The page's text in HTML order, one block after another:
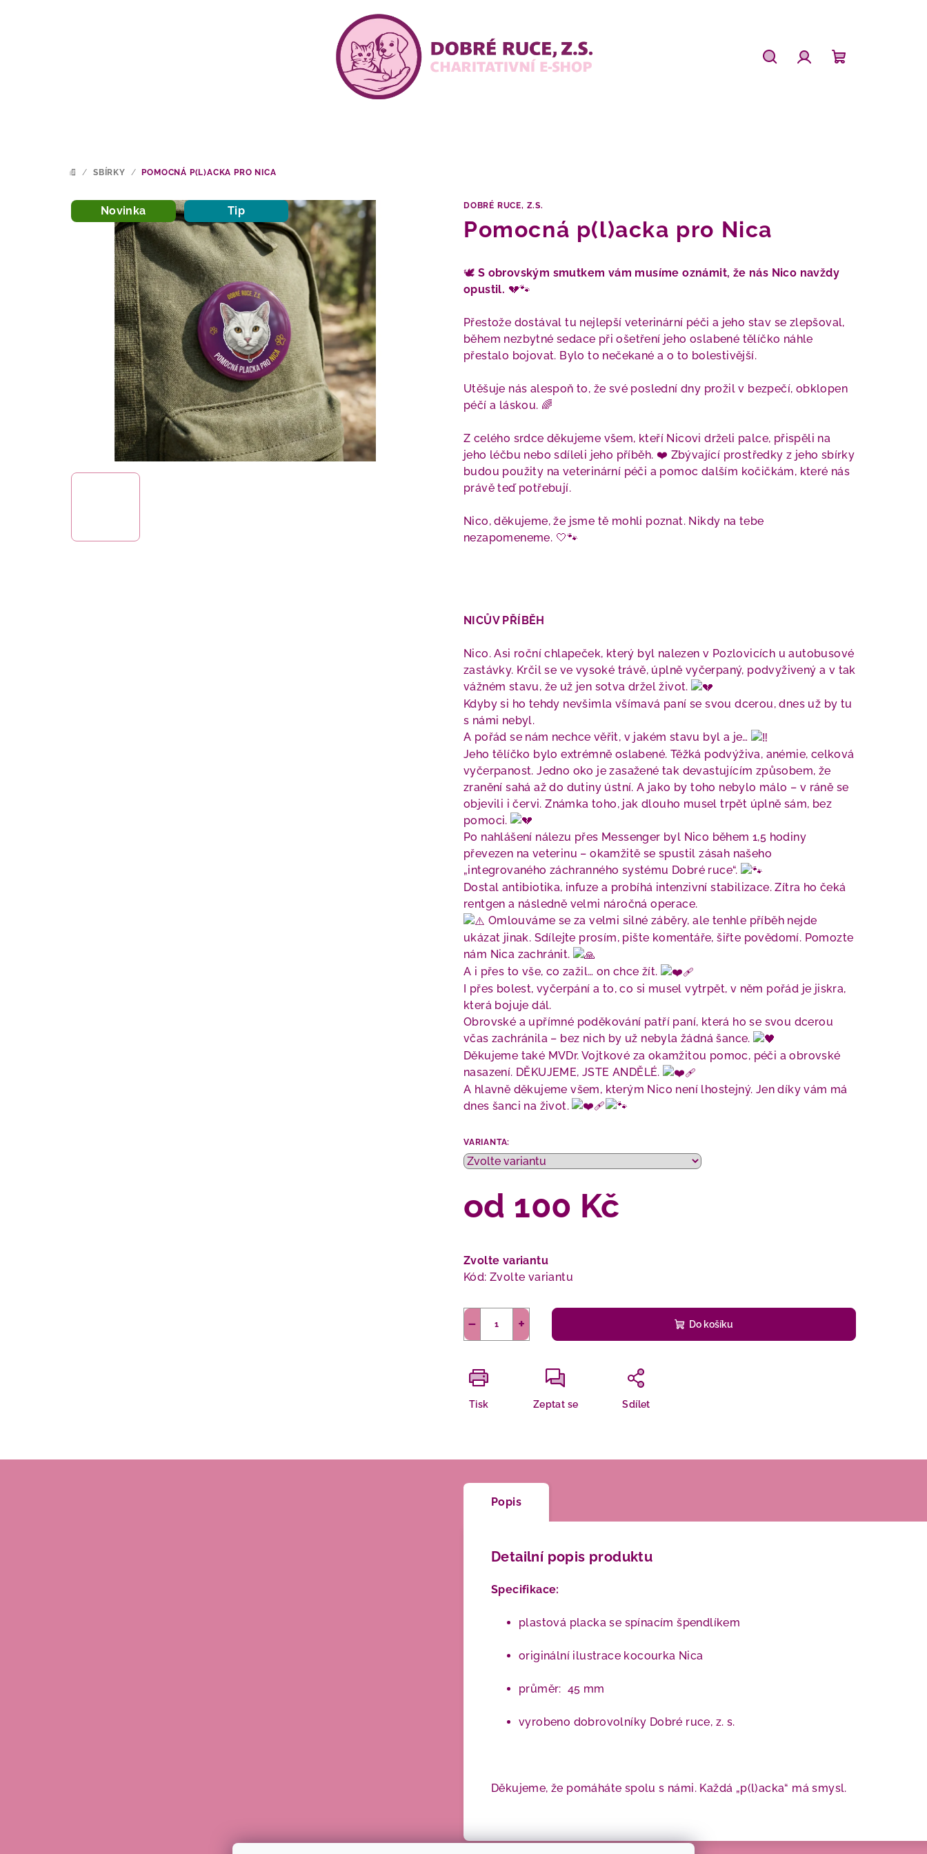
DOMŮ
/ SBÍRKY / POMOCNÁ P(L)ACKA PRO NICA
DOBRÉ RUCE, Z.S.
Pomocná p(l)acka pro Nica
🕊️ S obrovským smutkem vám musíme oznámit, že nás Nico navždy
opustil. 💔🐾
Přestože dostával tu nejlepší veterinární péči a jeho stav se zlepšoval,
během nezbytné sedace při ošetření jeho oslabené tělíčko náhle
přestalo bojovat. Bylo to nečekané a o to bolestivější.
Utěšuje nás alespoň to, že své poslední dny prožil v bezpečí, obklopen
péčí a láskou. 🌈
Z celého srdce děkujeme všem, kteří Nicovi drželi palce, přispěli na
jeho léčbu nebo sdíleli jeho příběh. ❤️ Zbývající prostředky z jeho sbírky
budou použity na veterinární péči a pomoc dalším kočičkám, které nás
právě teď potřebují.
Nico, děkujeme, že jsme tě mohli poznat. Nikdy na tebe
nezapomeneme. 🤍🐾
NICŮV PŘÍBĚH
Nico. Asi roční chlapeček, který byl nalezen v Pozlovicích u autobusové
zastávky. Krčil se ve vysoké trávě, úplně vyčerpaný, podvyživený a v tak
vážném stavu, že už jen sotva držel život.
Kdyby si ho tehdy nevšimla všímavá paní se svou dcerou, dnes už by tu
s námi nebyl.
A pořád se nám nechce věřit, v jakém stavu byl a je…
Jeho tělíčko bylo extrémně oslabené. Těžká podvýživa, anémie, celková
vyčerpanost. Jedno oko je zasažené tak devastujícím způsobem, že
zranění sahá až do dutiny ústní. A jako by toho nebylo málo – v ráně se
objevili i červi. Známka toho, jak dlouho musel trpět úplně sám, bez
pomoci.
Po nahlášení nálezu přes Messenger byl Nico během 1,5 hodiny
převezen na veterinu – okamžitě se spustil zásah našeho
„integrovaného záchranného systému Dobré ruce“.
Dostal antibiotika, infuze a probíhá intenzivní stabilizace. Zítra ho čeká
rentgen a následně velmi náročná operace.
Omlouváme se za velmi silné záběry, ale tenhle příběh nejde
ukázat jinak. Sdílejte prosím, pište komentáře, šiřte povědomí. Pomozte
nám Nica zachránit.
A i přes to vše, co zažil… on chce žít.
I přes bolest, vyčerpání a to, co si musel vytrpět, v něm pořád je jiskra,
která bojuje dál.
Obrovské a upřímné poděkování patří paní, která ho se svou dcerou
včas zachránila – bez nich by už nebyla žádná šance.
Děkujeme také MVDr. Vojtkové za okamžitou pomoc, péči a obrovské
nasazení. DĚKUJEME, JSTE ANDĚLÉ.
A hlavně děkujeme všem, kterým Nico není lhostejný. Jen díky vám má
dnes šanci na život.
VARIANTA:
od 100 Kč
cena:
Zvolte variantu
Kód: Zvolte variantu
+
− Do košíku
Tisk Zeptat se Sdílet
Novinka Tip
Popis
Detailní popis produktu
Specifikace:
plastová placka se spínacím špendlíkem
originální ilustrace kocourka Nica
průměr: 45 mm
vyrobeno dobrovolníky Dobré ruce, z. s.
Děkujeme, že pomáháte spolu s námi. Každá „p(l)acka“ má smysl.